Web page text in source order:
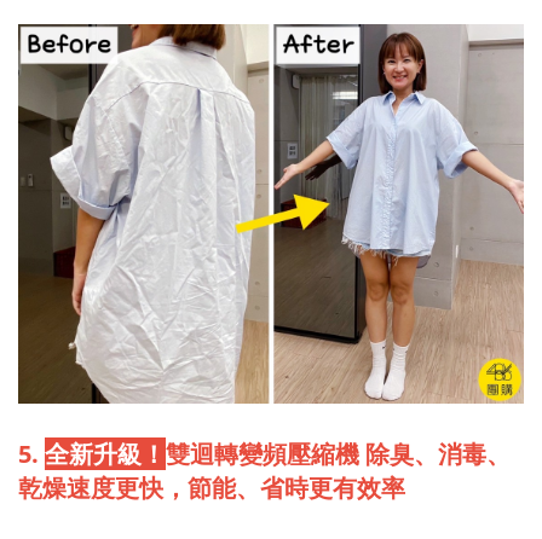
5. 全新升級！ 雙迴轉變頻壓縮機 除臭、消毒、
乾燥速度更快，節能、省時更有效率